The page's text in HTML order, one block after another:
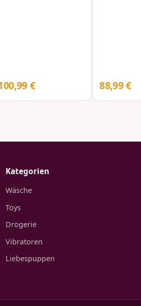
€ 88,99 €
Kategorien
Wäsche
Toys
Drogerie
Vibratoren
Liebespuppen